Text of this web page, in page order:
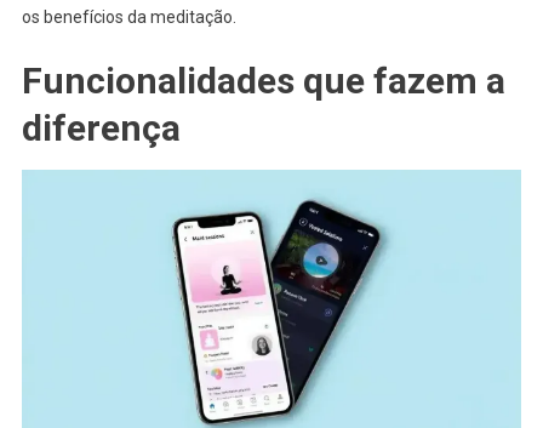
os benefícios da meditação.
Funcionalidades que fazem a
diferença